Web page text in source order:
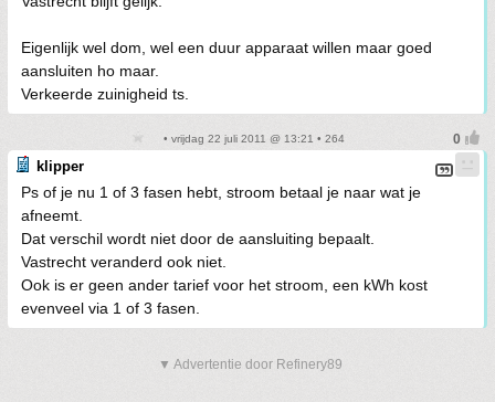
Eigenlijk wel dom, wel een duur apparaat willen maar goed
aansluiten ho maar.
Verkeerde zuinigheid ts.
• vrijdag 22 juli 2011 @ 13:21 • 264
klipper
Ps of je nu 1 of 3 fasen hebt, stroom betaal je naar wat je
afneemt.
Dat verschil wordt niet door de aansluiting bepaalt.
Vastrecht veranderd ook niet.
Ook is er geen ander tarief voor het stroom, een kWh kost
evenveel via 1 of 3 fasen.
▼ Advertentie door Refinery89